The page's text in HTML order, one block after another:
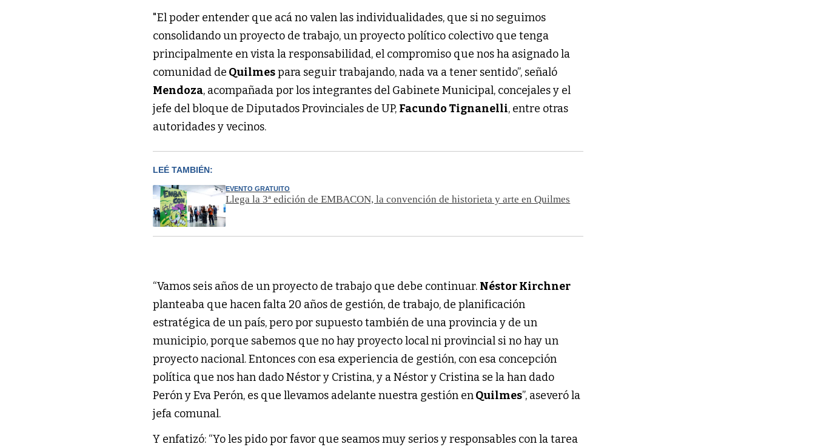
"El poder entender que acá no valen las individualidades, que si no seguimos
consolidando un proyecto de trabajo, un proyecto político colectivo que tenga
principalmente en vista la responsabilidad, el compromiso que nos ha asignado la
comunidad de Quilmespara seguir trabajando, nada va a tener sentido”, señaló
Mendoza, acompañada por los integrantes del Gabinete Municipal, concejales y el
jefe del bloque de Diputados Provinciales de UP, Facundo Tignanelli, entre otras
autoridades y vecinos.
LEÉ TAMBIÉN:
EVENTO GRATUITO
Llega la 3ª edición de EMBACON, la convención de historieta y arte en Quilmes
“Vamos seis años de un proyecto de trabajo que debe continuar. Néstor Kirchner
planteaba que hacen falta 20 años de gestión, de trabajo, de planificación
estratégica de un país, pero por supuesto también de una provincia y de un
municipio, porque sabemos que no hay proyecto local ni provincial si no hay un
proyecto nacional. Entonces con esa experiencia de gestión, con esa concepción
política que nos han dado Néstor y Cristina, y a Néstor y Cristina se la han dado
Perón y Eva Perón, es que llevamos adelante nuestra gestión enQuilmes”, aseveró la
jefa comunal.
Y enfatizó: “Yo les pido por favor que seamos muy serios y responsables con la tarea